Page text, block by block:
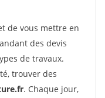
de vous mettre en
des devis
de travaux.
trouver des
. Chaque jour,